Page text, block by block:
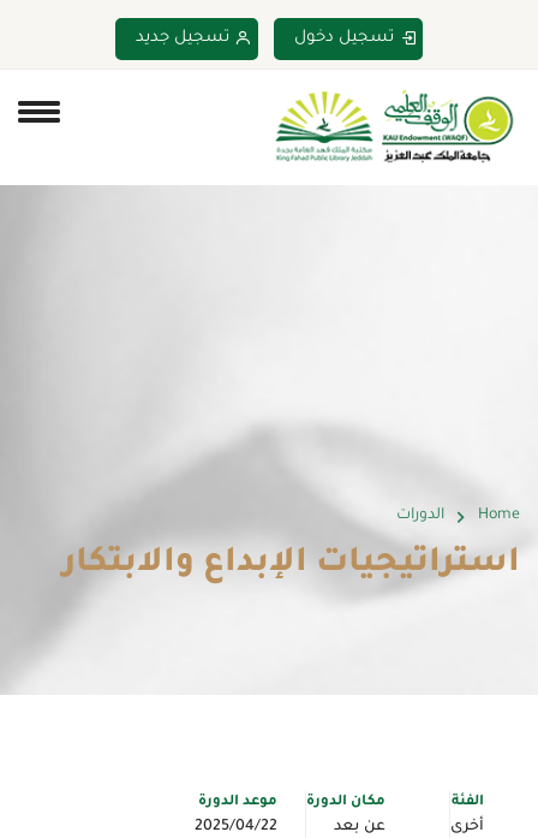
تسجيل دخول تسجيل جديد
Home الدورات
استراتيجيات الإبداع والابتكار
الفئة
أخرى
مكان الدورة
عن بعد
موعد الدورة
2025/04/22